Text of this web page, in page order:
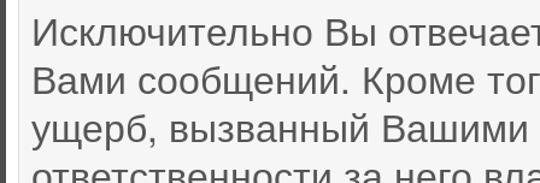
Исключительно Вы
Вами сообщений. Кроме
ущерб, вызванный Вашими